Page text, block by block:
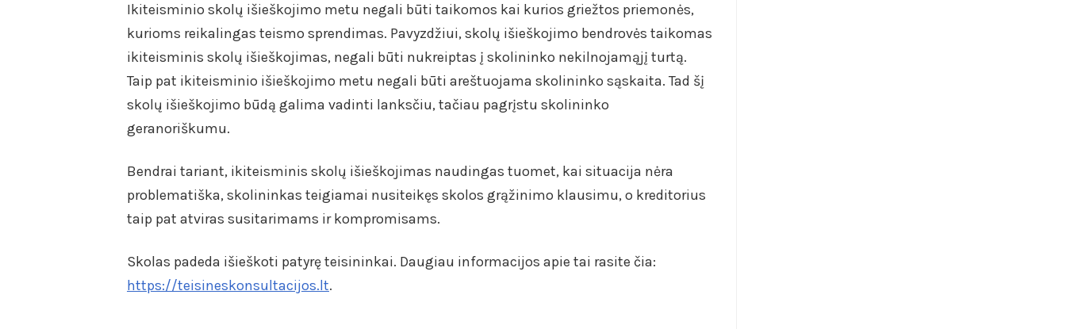
Ikiteisminio skolų išieškojimo metu negali būti taikomos kai kurios griežtos priemonės,
kurioms reikalingas teismo sprendimas. Pavyzdžiui, skolų išieškojimo bendrovės taikomas
ikiteisminis skolų išieškojimas, negali būti nukreiptas į skolininko nekilnojamąjį turtą.
Taip pat ikiteisminio išieškojimo metu negali būti areštuojama skolininko sąskaita. Tad šį
skolų išieškojimo būdą galima vadinti lanksčiu, tačiau pagrįstu skolininko
geranoriškumu.
Bendrai tariant, ikiteisminis skolų išieškojimas naudingas tuomet, kai situacija nėra
problematiška, skolininkas teigiamai nusiteikęs skolos grąžinimo klausimu, o kreditorius
taip pat atviras susitarimams ir kompromisams.
Skolas padeda išieškoti patyrę teisininkai. Daugiau informacijos apie tai rasite čia:
https://teisineskonsultacijos.lt.